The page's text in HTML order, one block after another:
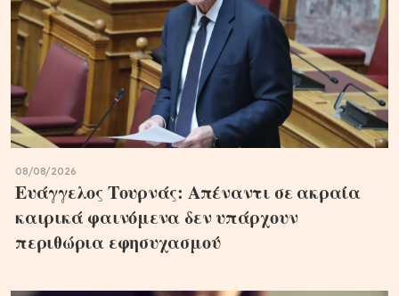
08/08/2026
Ευάγγελος Τουρνάς: Απέναντι σε ακραία
καιρικά φαινόμενα δεν υπάρχουν
περιθώρια εφησυχασμού